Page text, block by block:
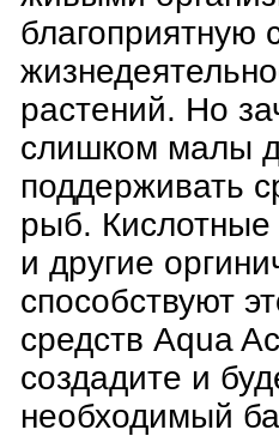
благоприятную
растений. Но
слишком малы
поддерживать
рыб.
и другие
способствуют
средств Aqua
создадите и
необходимый